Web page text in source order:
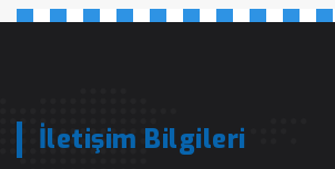
İletişim Bilgileri